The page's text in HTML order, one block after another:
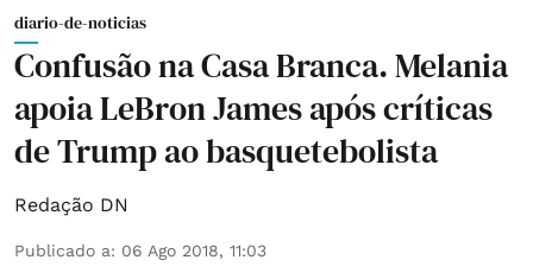
diario-de-noticias
Confusão na Casa Branca. Melania
apoia LeBron James após críticas
de Trump ao basquetebolista
Redação DN
Publicado a: 06 Ago 2018, 11:03